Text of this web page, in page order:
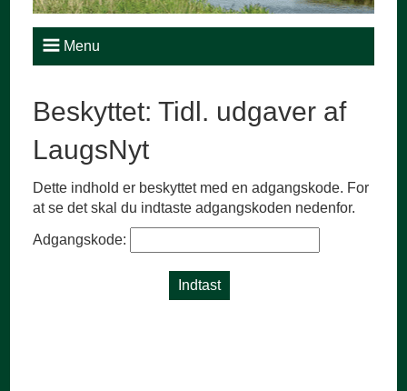
Menu
Beskyttet: Tidl. udgaver af
LaugsNyt
Dette indhold er beskyttet med en adgangskode. For
at se det skal du indtaste adgangskoden nedenfor.
Adgangskode: